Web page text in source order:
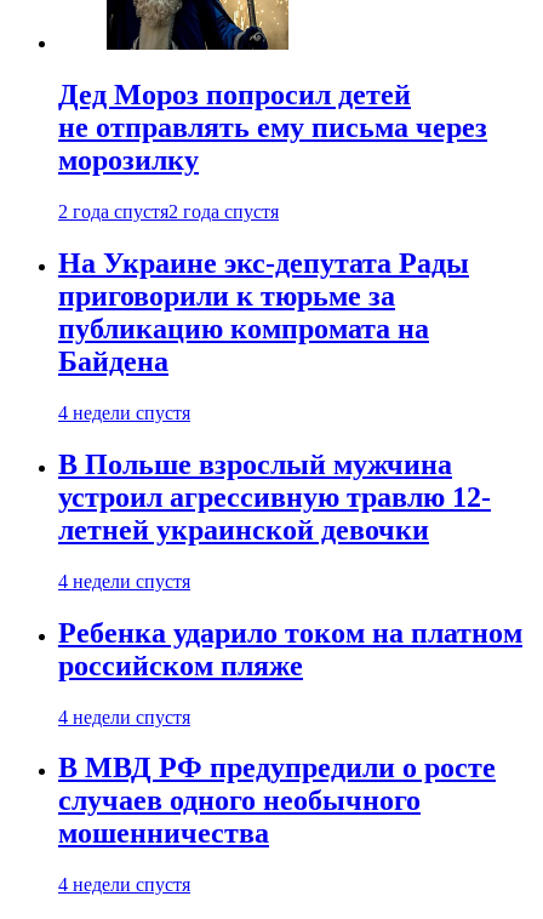
Дед Мороз попросил детей
не отправлять ему письма через
морозилку
2 года спустя2 года спустя
На Украине экс-депутата Рады
приговорили к тюрьме за
публикацию компромата на
Байдена
4 недели спустя
В Польше взрослый мужчина
устроил агрессивную травлю 12-
летней украинской девочки
4 недели спустя
Ребенка ударило током на платном
российском пляже
4 недели спустя
В МВД РФ предупредили о росте
случаев одного необычного
мошенничества
4 недели спустя